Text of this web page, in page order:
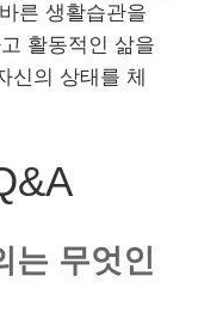
른 생활습관을
활동적인 삶을
신의 상태를 체
는 무엇인